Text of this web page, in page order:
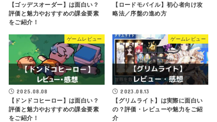
【ゴッデスオーダー】は面白い？
評価と魅力やおすすめの課金要素
をご紹介！
【ロードモバイル】初心者向け攻
略法／序盤の進め方
ゲームレビュー
2025.08.08
【ドンドコヒーロー】は面白い？
評価と魅力やおすすめの課金要素
をご紹介！
ゲームレビュー
2023.08.13
【グリムライト】は実際に面白い
の？評価・レビューや魅力をご紹
介